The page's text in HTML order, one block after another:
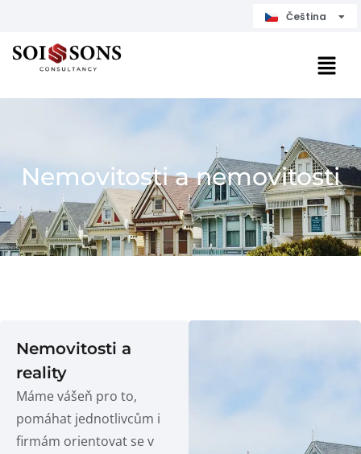
Čeština
English
Nemovitosti a nemovitosti
Nemovitosti a
reality
Máme vášeň pro to,
pomáhat jednotlivcům i
firmám orientovat se v